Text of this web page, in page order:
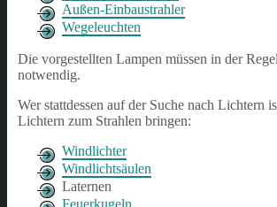
Außen-Einbaustrahler
Wegeleuchten
Die vorgestellten Lampen müssen in der
notwendig.
Wer stattdessen auf der Suche nach Lichtern
Lichtern zum Strahlen bringen:
Windlichter
Windlichtsäulen
Laternen
Feuerkugeln